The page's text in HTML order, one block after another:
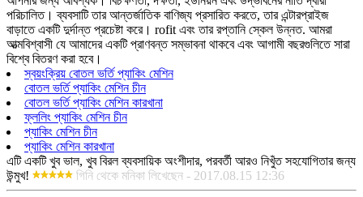
পরিচালিত। ব্যবসাটি তার আন্তর্জাতিক বাণিজ্য প্রসারিত করতে, তার এন্টারপ্রাইজ
বাড়াতে একটি দুর্দান্ত প্রচেষ্টা করে। rofit এবং তার রপ্তানি স্কেল উন্নত. আমরা
আত্মবিশ্বাসী যে আমাদের একটি প্রাণবন্ত সম্ভাবনা থাকবে এবং আগামী বছরগুলিতে সারা
বিশ্বে বিতরণ করা হবে।
স্বয়ংক্রিয় বোতল ভর্তি প্যাকিং মেশিন
বোতল ভর্তি প্যাকিং মেশিন চীন
বোতল ভর্তি প্যাকিং মেশিন কারখানা
ফ্ললিং প্যাকিং মেশিন চীন
প্যাকিং মেশিন চীন
প্যাকিং মেশিন কারখানা
এটি একটি খুব ভাল, খুব বিরল ব্যবসায়িক অংশীদার, পরবর্তী আরও নিখুঁত সহযোগিতার জন্য
উন্মুখ!
গিনি থেকে মনিকা লিখেছেন - 2017.08.15 12:36